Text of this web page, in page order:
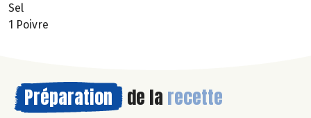
Sel
1 Poivre
Préparation de la recette